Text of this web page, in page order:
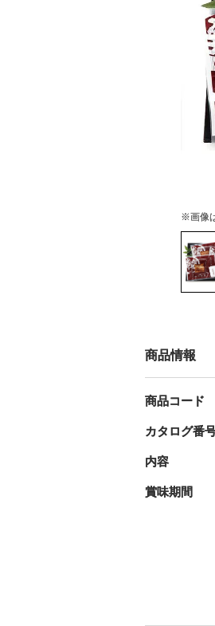
※画像
商品情報
商品コード
カタログ番
内容
賞味期間